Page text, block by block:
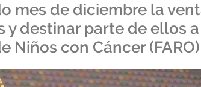
mes de diciembre la
destinar parte de ellos
Niños con Cáncer (FARO)